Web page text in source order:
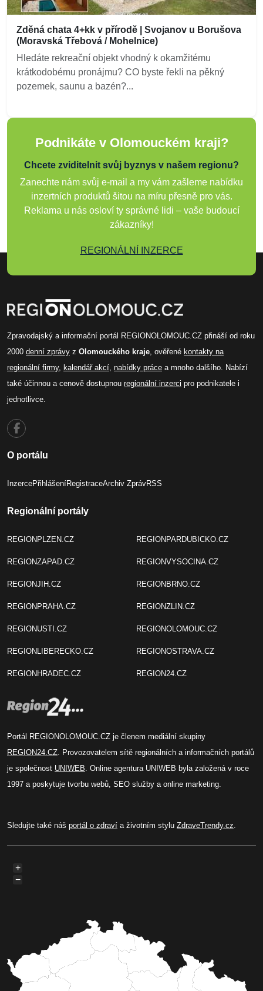
Zděná chata 4+kk v přírodě | Svojanov u Borušova
(Moravská Třebová / Mohelnice)
Hledáte rekreační objekt vhodný k okamžitému
krátkodobému pronájmu? CO byste řekli na pěkný
pozemek, saunu a bazén?...
Podnikáte v Olomouckém kraji?
Chcete zviditelnit svůj byznys v našem regionu?
Zanechte nám svůj e-mail a my vám zašleme nabídku
inzertních produktů šitou na míru přesně pro vás.
Reklama u nás osloví ty správné lidi – vaše budoucí
zákazníky!
REGIONÁLNÍ INZERCE
Zpravodajský a informační portál REGIONOLOMOUC.CZ přináší od roku
2000 denní zprávy z Olomouckého kraje , ověřené kontakty na
regionální firmy, kalendář akcí nabídky práce a mnoho dalšího. Nabízí
také účinnou a cenově dostupnou regionální inzerci pro podnikatele i
jednotlivce.
O portálu
InzercePřihlášeníRegistraceArchiv ZprávRSS
Regionální portály
REGIONPLZEN.CZ
REGIONZAPAD.CZ
REGIONJIH.CZ
REGIONPRAHA.CZ
REGIONUSTI.CZ
REGIONLIBERECKO.CZ
REGIONHRADEC.CZ
REGIONPARDUBICKO.CZ
REGIONVYSOCINA.CZ
REGIONBRNO.CZ
REGIONZLIN.CZ
REGIONOLOMOUC.CZ
REGIONOSTRAVA.CZ
REGION24.CZ
Portál REGIONOLOMOUC.CZ je členem mediální skupiny
REGION24.CZ . Provozovatelem sítě regionálních a informačních portálů
je společnost UNIWEB . Online agentura UNIWEB byla založená v roce
1997 a poskytuje tvorbu webů, SEO služby a online marketing.
Sledujte také náš portál o zdraví a životním stylu ZdraveTrendy.cz
+
−